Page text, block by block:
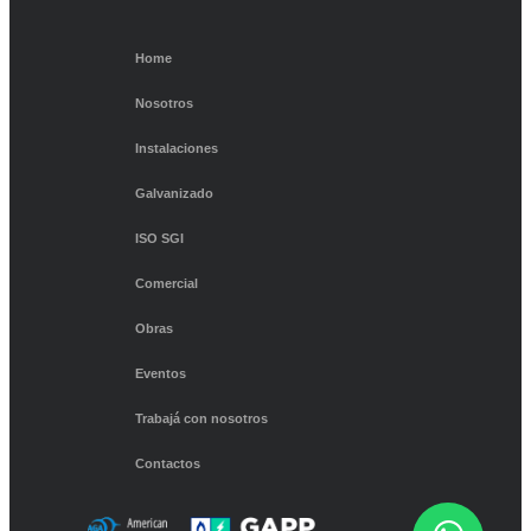
Home
Nosotros
Instalaciones
Galvanizado
ISO SGI
Comercial
Obras
Eventos
Trabajá con nosotros
Contactos